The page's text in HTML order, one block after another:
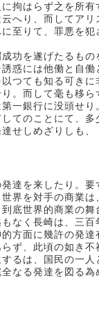
拘はらず之を所
へり、而してア
至りて、罪悪を
功を遂げたるも
惑には他働と自
つても知る可きに
。而して毫も移
一銀行に没頭せ
てのことにて、
せしめざりしも、
達を来したり。
界を対手の商業
底世界的商業の
なく長崎は、三
方面に幾許の発達
ず、此頃の如き
るは、国民の一
なる発達を図る